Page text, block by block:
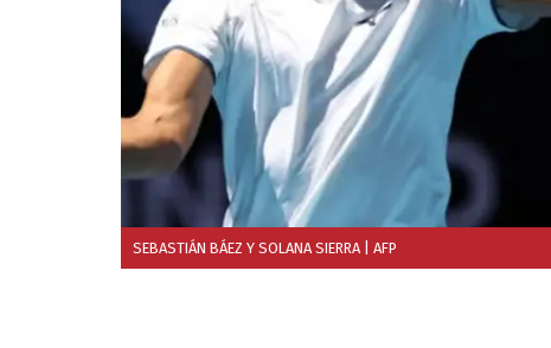
SEBASTIÁN BÁEZ Y SOLANA SIERRA | AFP